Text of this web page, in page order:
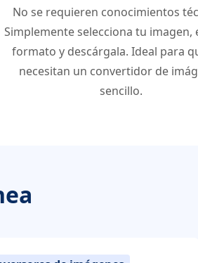
No se requieren conocimientos
Simplemente selecciona tu imagen,
formato y descárgala. Ideal para
necesitan un convertidor de
sencillo.